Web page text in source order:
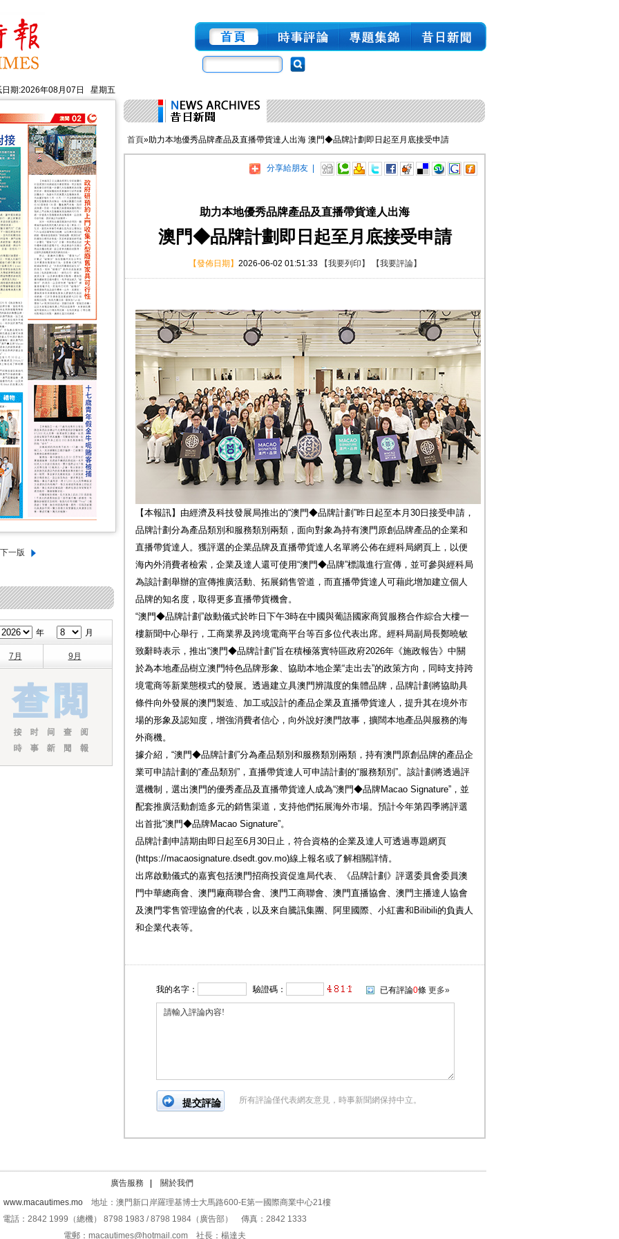
日期:2026年08月07日 星期五
年 月
7月 9月
首頁»助力本地優秀品牌產品及直播帶貨達人出海 澳門◆品牌計劃即日起至月底接受申請
分享給朋友 |
助力本地優秀品牌產品及直播帶貨達人出海
澳門◆品牌計劃即日起至月底接受申請
【發佈日期】 2026-06-02 01:51:33 【我要列印】 【我要評論】
【本報訊】由經濟及科技發展局推出的“澳門◆品牌計劃”昨日起至本月30日接受申請，
品牌計劃分為產品類別和服務類別兩類，面向對象為持有澳門原創品牌產品的企業和
直播帶貨達人。獲評選的企業品牌及直播帶貨達人名單將公佈在經科局網頁上，以便
海內外消費者檢索，企業及達人還可使用“澳門◆品牌”標識進行宣傳，並可參與經科局
為該計劃舉辦的宣傳推廣活動、拓展銷售管道，而直播帶貨達人可藉此增加建立個人
品牌的知名度，取得更多直播帶貨機會。
“澳門◆品牌計劃”啟動儀式於昨日下午3時在中國與葡語國家商貿服務合作綜合大樓一
樓新聞中心舉行，工商業界及跨境電商平台等百多位代表出席。經科局副局長鄭曉敏
致辭時表示，推出“澳門◆品牌計劃”旨在積極落實特區政府2026年《施政報告》中關
於為本地產品樹立澳門特色品牌形象、協助本地企業“走出去”的政策方向，同時支持跨
境電商等新業態模式的發展。透過建立具澳門辨識度的集體品牌，品牌計劃將協助具
條件向外發展的澳門製造、加工或設計的產品企業及直播帶貨達人，提升其在境外市
場的形象及認知度，增強消費者信心，向外說好澳門故事，擴闊本地產品與服務的海
外商機。
據介紹，“澳門◆品牌計劃”分為產品類別和服務類別兩類，持有澳門原創品牌的產品企
業可申請計劃的“產品類別”，直播帶貨達人可申請計劃的“服務類別”。該計劃將透過評
選機制，選出澳門的優秀產品及直播帶貨達人成為“澳門◆品牌Macao Signature”，並
配套推廣活動創造多元的銷售渠道，支持他們拓展海外市場。預計今年第四季將評選
出首批“澳門◆品牌Macao Signature”。
品牌計劃申請期由即日起至6月30日止，符合資格的企業及達人可透過專題網頁
(https://macaosignature.dsedt.gov.mo)線上報名或了解相關詳情。
出席啟動儀式的嘉賓包括澳門招商投資促進局代表、《品牌計劃》評選委員會委員澳
門中華總商會、澳門廠商聯合會、澳門工商聯會、澳門直播協會、澳門主播達人協會
及澳門零售管理協會的代表，以及來自騰訊集團、阿里國際、小紅書和Bilibili的負責人
和企業代表等。
我的名字： 驗證碼： 已有評論0條 更多»
所有評論僅代表網友意見，時事新聞網保持中立。
廣告服務
關於我們
www.macautimes.mo 地址：澳門新口岸羅理基博士大馬路600-E第一國際商業中心21樓
電話：2842 1999（總機） 8798 1983 / 8798 1984（廣告部） 傳真：2842 1333
電郵：macautimes@hotmail.com 社長：楊達夫